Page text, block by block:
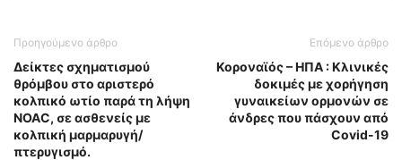
Προηγούμενο άρθρο
Δείκτες σχηματισμού
θρόμβου στο αριστερό
κολπικό ωτίο παρά τη λήψη
NOAC, σε ασθενείς με
κολπική μαρμαρυγή/
πτερυγισμό.
Επόμενο άρθρο
Κοροναϊός – ΗΠΑ : Κλινικές
δοκιμές με χορήγηση
γυναικείων ορμονών σε
άνδρες που πάσχουν από
Covid-19